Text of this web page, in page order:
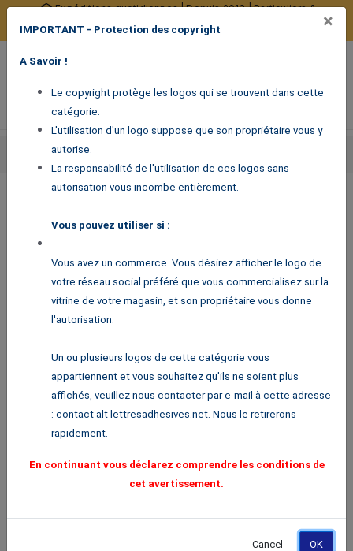
Expéditions quotidiennes | Depuis 2013 | Particuliers &
10377 avis certifiés
0
Stickers pour professionnels
Logo Linkedin plein
2,90€
×
IMPORTANT - Protection des copyright
A Savoir !
Le copyright protège les logos qui se trouvent dans cette
catégorie.
L'utilisation d'un logo suppose que son propriétaire vous y
autorise.
La responsabilité de l'utilisation de ces logos sans
autorisation vous incombe entièrement.
Vous pouvez utiliser si :
Vous avez un commerce. Vous désirez afficher le logo de
votre réseau social préféré que vous commercialisez sur la
vitrine de votre magasin, et son propriétaire vous donne
l'autorisation.
Un ou plusieurs logos de cette catégorie vous
appartiennent et vous souhaitez qu'ils ne soient plus
affichés, veuillez nous contacter par e-mail à cette adresse
: contact alt lettresadhesives.net. Nous le retirerons
rapidement.
En continuant vous déclarez comprendre les conditions de
cet avertissement.
Cancel OK